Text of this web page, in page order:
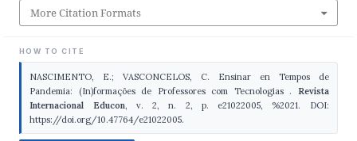
More Citation Formats
HOW TO CITE
NASCIMENTO, E.; VASCONCELOS, C. Ensinar en Tempos de
Pandemia: (In)formações de Professores com Tecnologias .
Revista
Internacional Educon, v. 2, n. 2, p. e21022005, %2021. DOI:
https://doi.org/10.47764/e21022005.